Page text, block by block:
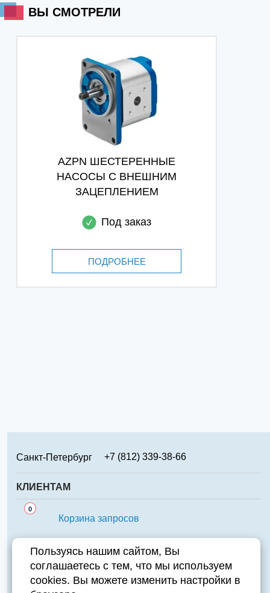
Пользуясь нашим сайтом, Вы
соглашаетесь с тем, что мы используем
cookies. Вы можете изменить настройки в
ВЫ СМОТРЕЛИ
AZPN ШЕСТЕРЕННЫЕ
НАСОСЫ С ВНЕШНИМ
ЗАЦЕПЛЕНИЕМ
Под заказ
ПОДРОБНЕЕ
Санкт-Петербург
+7 (812) 339-38-66
Москва
+7 (499) 346-65-02
Краснодар
Челябинск
+7 (351) 711-15-87
Екатеринбург
+7 (343) 226-97-23
Самара
КЛИЕНТАМ
Сервис
Аналоги
Контакты
Компания
0
Корзина запросов
Адрес: 196084, Санкт-Петербург, ул. Парковая д.6А